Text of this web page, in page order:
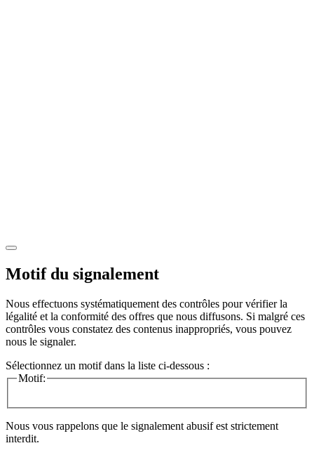
Motif du signalement
Nous effectuons systématiquement des contrôles pour vérifier la
légalité et la conformité des offres que nous diffusons. Si malgré ces
contrôles vous constatez des contenus inappropriés, vous pouvez
nous le signaler.
Sélectionnez un motif dans la liste ci-dessous :
Motif:
Nous vous rappelons que le signalement abusif est strictement
interdit.